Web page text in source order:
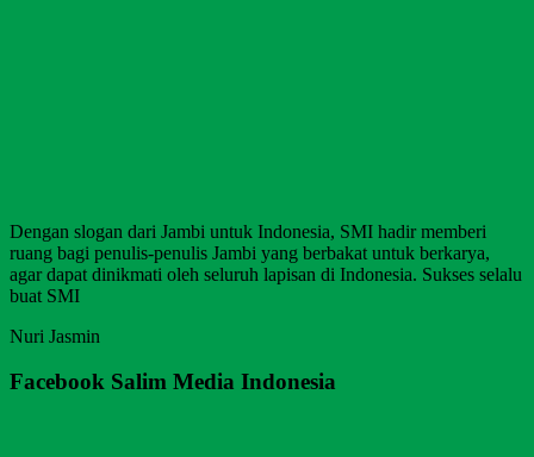
Dengan slogan dari Jambi untuk Indonesia, SMI hadir memberi
ruang bagi penulis-penulis Jambi yang berbakat untuk berkarya,
agar dapat dinikmati oleh seluruh lapisan di Indonesia. Sukses selalu
buat SMI
Nuri Jasmin
Facebook Salim Media Indonesia